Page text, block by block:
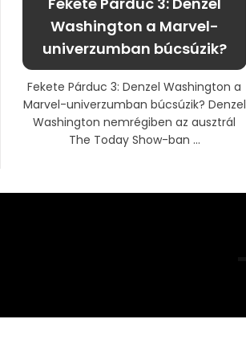
Washington a Marvel-
univerzumban búcsúzik?
Fekete Párduc 3: Denzel Washington a
Marvel-univerzumban búcsúzik? Denzel
Washington nemrégiben az ausztrál
The Today Show-ban ...